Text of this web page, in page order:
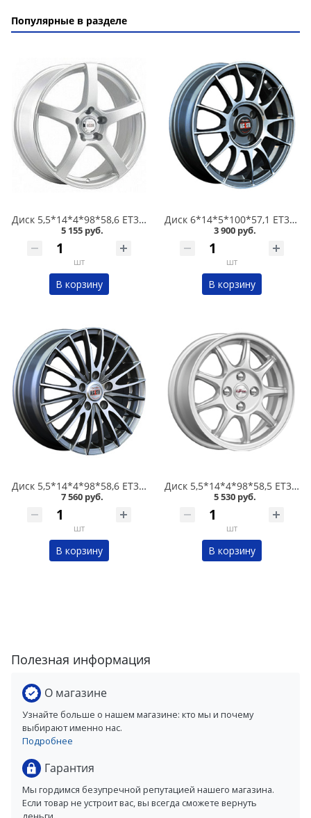
Популярные в разделе
Диск 5,5*14*4*98*58,6 ET35 Alcasta M32 S /серебристый/ в Кургане
5 155 руб.
шт
В корзину
Диск 6*14*5*100*57,1 ET38 Alcasta M01 GMF в Кургане
3 900 руб.
шт
В корзину
Диск 5,5*14*4*98*58,6 ET35 Alcasta M02 GMF /темно-серый полированный/ в Кургане
7 560 руб.
шт
В корзину
Диск 5,5*14*4*98*58,5 ET35 iFree Эвил Нео-классик в Кургане
5 530 руб.
шт
В корзину
Полезная информация
О магазине
Узнайте больше о нашем магазине: кто мы и почему
выбирают именно нас.
Подробнее
Гарантия
Мы гордимся безупречной репутацией нашего магазина.
Если товар не устроит вас, вы всегда сможете вернуть